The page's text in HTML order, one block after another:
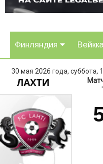
Финляндия
30 мая 2026 года, суббота,
ЛАХТИ